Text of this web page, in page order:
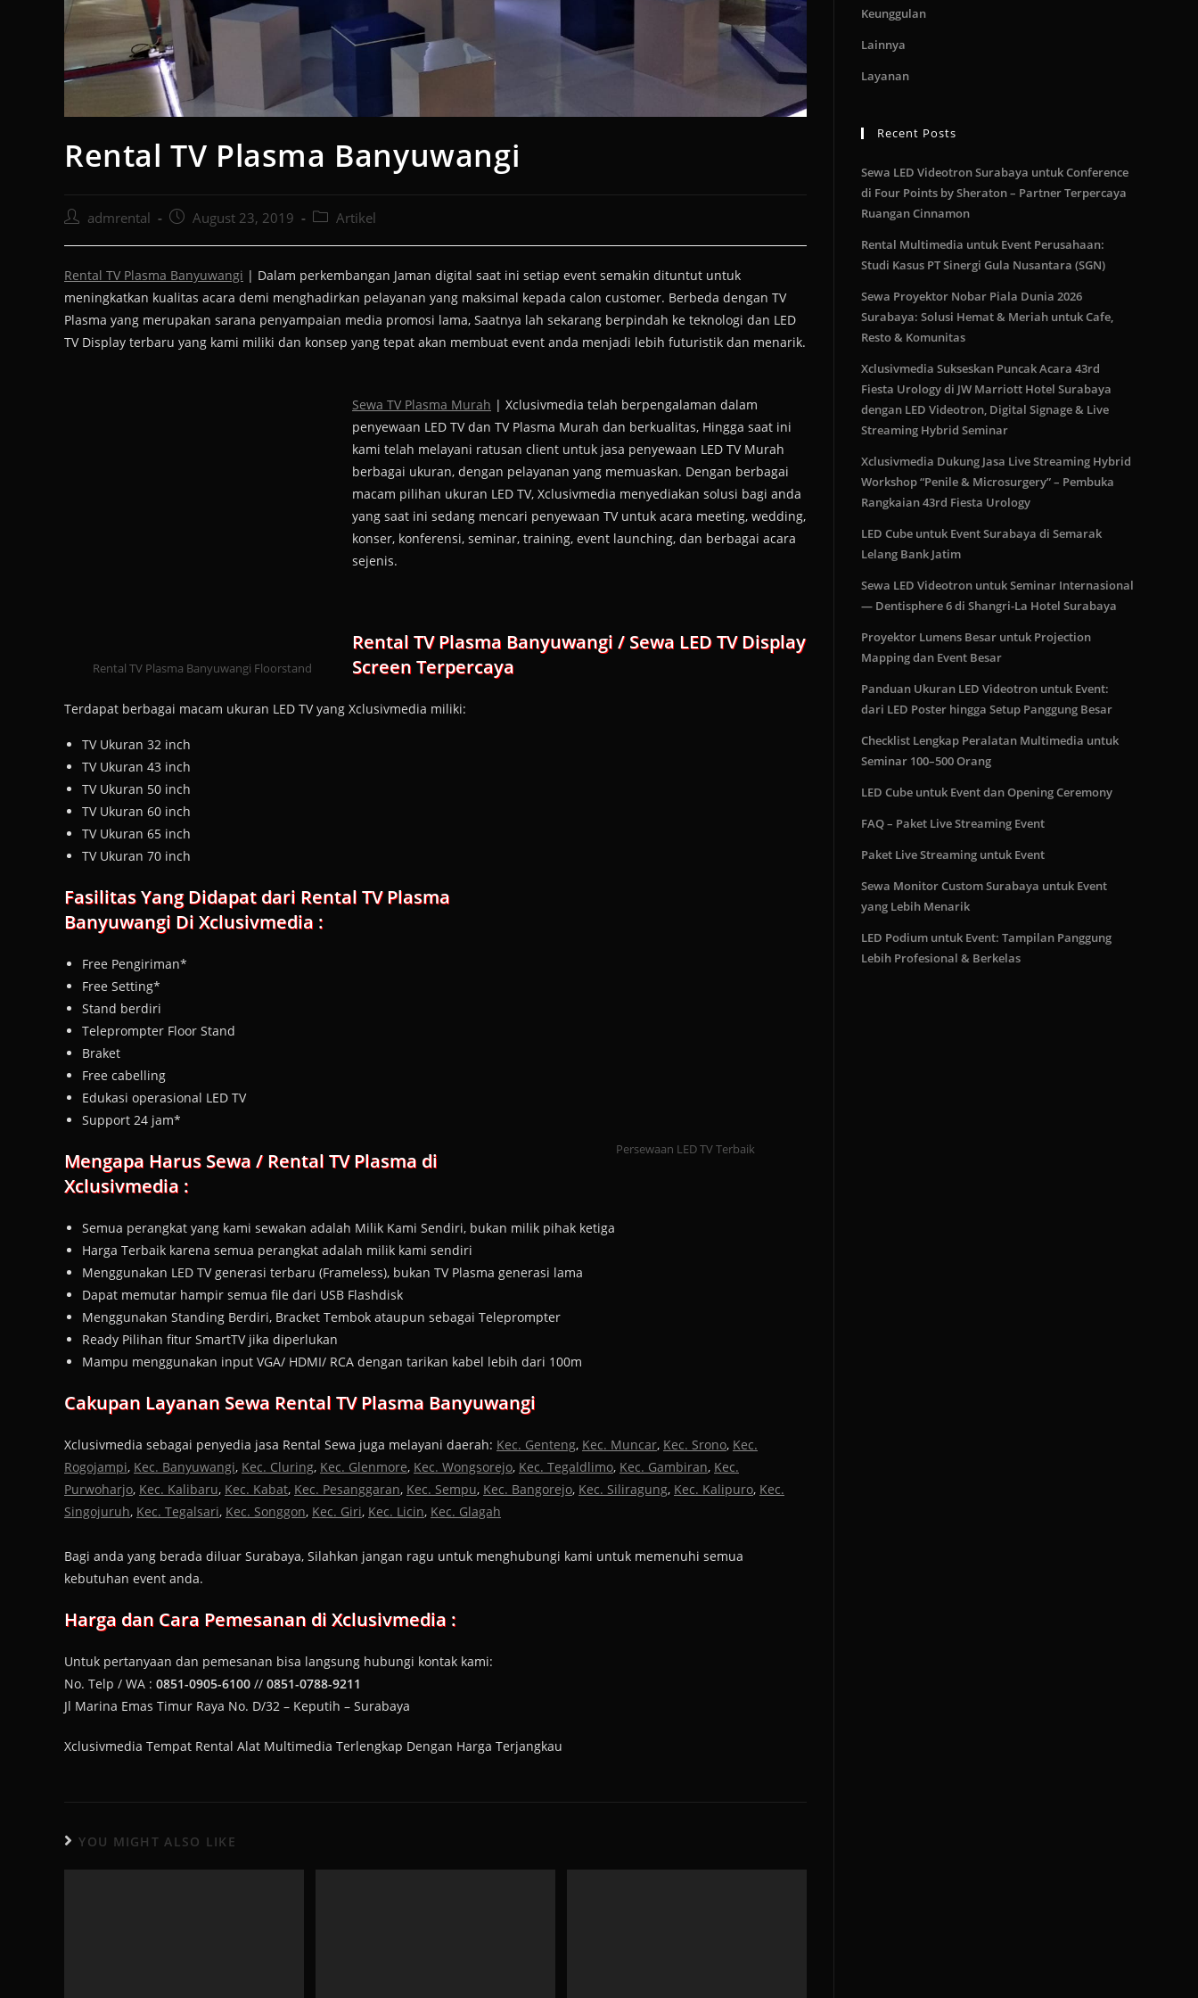
Rental TV Plasma Banyuwangi
admrental August 23, 2019 Artikel
Rental TV Plasma Banyuwangi | Dalam perkembangan Jaman digital saat ini setiap event semakin dituntut untuk
meningkatkan kualitas acara demi menghadirkan pelayanan yang maksimal kepada calon customer. Berbeda dengan TV
Plasma yang merupakan sarana penyampaian media promosi lama, Saatnya lah sekarang berpindah ke teknologi dan LED
TV Display terbaru yang kami miliki dan konsep yang tepat akan membuat event anda menjadi lebih futuristik dan menarik.
Rental TV Plasma Banyuwangi Floorstand
Sewa TV Plasma Murah | Xclusivmedia telah berpengalaman dalam
penyewaan LED TV dan TV Plasma Murah dan berkualitas, Hingga saat ini
kami telah melayani ratusan client untuk jasa penyewaan LED TV Murah
berbagai ukuran, dengan pelayanan yang memuaskan. Dengan berbagai
macam pilihan ukuran LED TV, Xclusivmedia menyediakan solusi bagi anda
yang saat ini sedang mencari penyewaan TV untuk acara meeting, wedding,
konser, konferensi, seminar, training, event launching, dan berbagai acara
sejenis.
Rental TV Plasma Banyuwangi / Sewa LED TV Display
Screen Terpercaya
Terdapat berbagai macam ukuran LED TV yang Xclusivmedia miliki:
TV Ukuran 32 inch
TV Ukuran 43 inch
TV Ukuran 50 inch
TV Ukuran 60 inch
TV Ukuran 65 inch
TV Ukuran 70 inch
Persewaan LED TV Terbaik
Fasilitas Yang Didapat dari Rental TV Plasma
Banyuwangi Di Xclusivmedia :
Free Pengiriman*
Free Setting*
Stand berdiri
Teleprompter Floor Stand
Braket
Free cabelling
Edukasi operasional LED TV
Support 24 jam*
Mengapa Harus Sewa / Rental TV Plasma di
Xclusivmedia :
Semua perangkat yang kami sewakan adalah Milik Kami Sendiri, bukan milik pihak ketiga
Harga Terbaik karena semua perangkat adalah milik kami sendiri
Menggunakan LED TV generasi terbaru (Frameless), bukan TV Plasma generasi lama
Dapat memutar hampir semua file dari USB Flashdisk
Menggunakan Standing Berdiri, Bracket Tembok ataupun sebagai Teleprompter
Ready Pilihan fitur SmartTV jika diperlukan
Mampu menggunakan input VGA/ HDMI/ RCA dengan tarikan kabel lebih dari 100m
Cakupan Layanan Sewa Rental TV Plasma Banyuwangi
Xclusivmedia sebagai penyedia jasa Rental Sewa juga melayani daerah: Kec. Genteng, Kec. Muncar, Kec. Srono, Kec.
Rogojampi, Kec. Banyuwangi, Kec. Cluring, Kec. Glenmore, Kec. Wongsorejo, Kec. Tegaldlimo, Kec. Gambiran, Kec.
Purwoharjo, Kec. Kalibaru, Kec. Kabat, Kec. Pesanggaran, Kec. Sempu, Kec. Bangorejo, Kec. Siliragung, Kec. Kalipuro, Kec.
Singojuruh, Kec. Tegalsari, Kec. Songgon, Kec. Giri, Kec. Licin, Kec. Glagah
Bagi anda yang berada diluar Surabaya, Silahkan jangan ragu untuk menghubungi kami untuk memenuhi semua
kebutuhan event anda.
Harga dan Cara Pemesanan di Xclusivmedia :
Untuk pertanyaan dan pemesanan bisa langsung hubungi kontak kami:
No. Telp / WA : 0851-0905-6100 // 0851-0788-9211
Jl Marina Emas Timur Raya No. D/32 – Keputih – Surabaya
Xclusivmedia Tempat Rental Alat Multimedia Terlengkap Dengan Harga Terjangkau
YOU MIGHT ALSO LIKE
Keunggulan
Lainnya
Layanan
Recent Posts
Sewa LED Videotron Surabaya untuk Conference
di Four Points by Sheraton – Partner Terpercaya
Ruangan Cinnamon
Rental Multimedia untuk Event Perusahaan:
Studi Kasus PT Sinergi Gula Nusantara (SGN)
Sewa Proyektor Nobar Piala Dunia 2026
Surabaya: Solusi Hemat & Meriah untuk Cafe,
Resto & Komunitas
Xclusivmedia Sukseskan Puncak Acara 43rd
Fiesta Urology di JW Marriott Hotel Surabaya
dengan LED Videotron, Digital Signage & Live
Streaming Hybrid Seminar
Xclusivmedia Dukung Jasa Live Streaming Hybrid
Workshop “Penile & Microsurgery” – Pembuka
Rangkaian 43rd Fiesta Urology
LED Cube untuk Event Surabaya di Semarak
Lelang Bank Jatim
Sewa LED Videotron untuk Seminar Internasional
— Dentisphere 6 di Shangri-La Hotel Surabaya
Proyektor Lumens Besar untuk Projection
Mapping dan Event Besar
Panduan Ukuran LED Videotron untuk Event:
dari LED Poster hingga Setup Panggung Besar
Checklist Lengkap Peralatan Multimedia untuk
Seminar 100–500 Orang
LED Cube untuk Event dan Opening Ceremony
FAQ – Paket Live Streaming Event
Paket Live Streaming untuk Event
Sewa Monitor Custom Surabaya untuk Event
yang Lebih Menarik
LED Podium untuk Event: Tampilan Panggung
Lebih Profesional & Berkelas